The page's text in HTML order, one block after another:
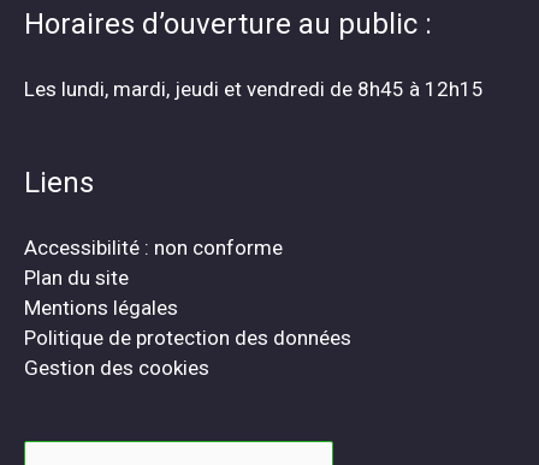
Horaires d’ouverture au public :
Les lundi, mardi, jeudi et vendredi de 8h45 à 12h15
Liens
Accessibilité : non conforme
Plan du site
Mentions légales
Politique de protection des données
Gestion des cookies